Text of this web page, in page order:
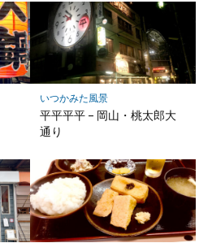
いつかみた風景
平平平平 – 岡山・桃太郎大
通り